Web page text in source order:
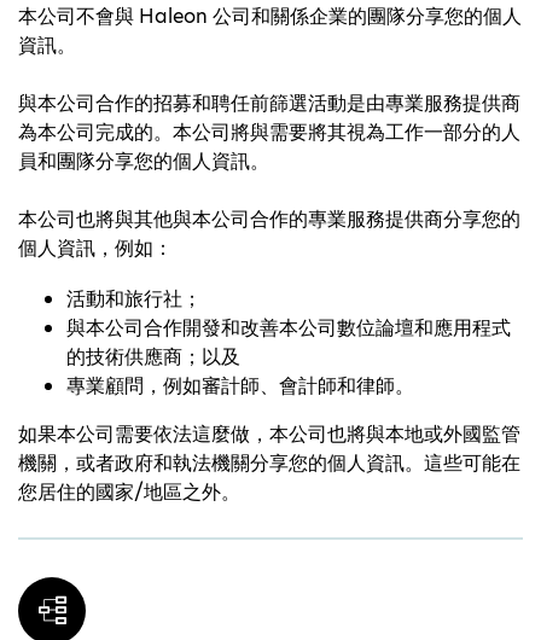
本公司不會與 Haleon 公司和關係企業的團隊分享您的個人
資訊。
與本公司合作的招募和聘任前篩選活動是由專業服務提供商
為本公司完成的。本公司將與需要將其視為工作一部分的人
員和團隊分享您的個人資訊。
本公司也將與其他與本公司合作的專業服務提供商分享您的
個人資訊，例如：
活動和旅行社；
與本公司合作開發和改善本公司數位論壇和應用程式
的技術供應商；以及
專業顧問，例如審計師、會計師和律師。
如果本公司需要依法這麼做，本公司也將與本地或外國監管
機關，或者政府和執法機關分享您的個人資訊。這些可能在
您居住的國家/地區之外。